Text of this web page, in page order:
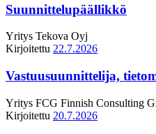
Suunnittelupäällikkö
Yritys Tekova Oyj
Kirjoitettu 22.7.2026
Vastuusuunnittelija,
Yritys FCG Finnish Consulting
Kirjoitettu 20.7.2026